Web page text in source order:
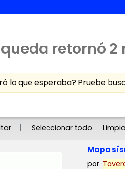
retornó 2
lo que esperaba? Pruebe
Seleccionar todo
Mapa
por